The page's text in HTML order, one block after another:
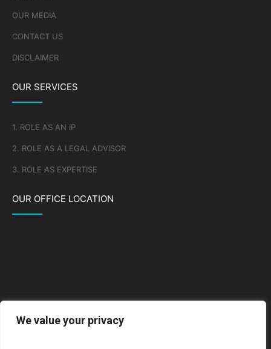
We value your privacy
OUR MEDIA
CONTACT US
DISCLAIMER
OUR SERVICES
1. ROLE AS AN IP
2. ROLE AS A LEGAL ADVISOR
3. ROLE AS EXPERTISE
OUR OFFICE LOCATION